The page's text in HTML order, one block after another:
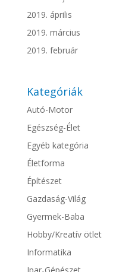
2019. április
2019. március
2019. február
Kategóriák
Autó-Motor
Egészség-Élet
Egyéb kategória
Életforma
Építészet
Gazdaság-Világ
Gyermek-Baba
Hobby/Kreatív ötlet
Informatika
Ipar-Gépészet